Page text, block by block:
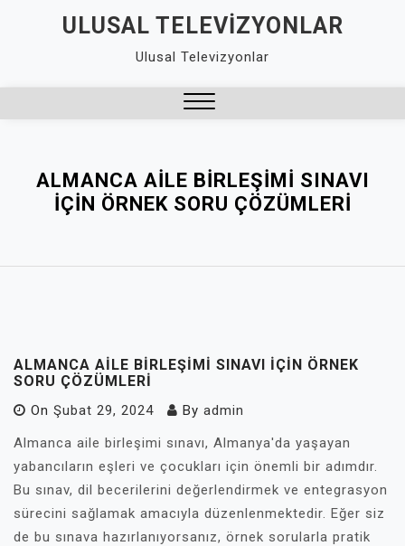
ULUSAL TELEVIZYONLAR
Ulusal Televizyonlar
ALMANCA AILE BIRLEŞIMI SINAVI
İÇIN ÖRNEK SORU ÇÖZÜMLERI
ALMANCA AILE BIRLEŞIMI SINAVI İÇIN ÖRNEK
SORU ÇÖZÜMLERI
On Şubat 29, 2024 By admin
Almanca aile birleşimi sınavı, Almanya'da yaşayan
yabancıların eşleri ve çocukları için önemli bir adımdır.
Bu sınav, dil becerilerini değerlendirmek ve entegrasyon
sürecini sağlamak amacıyla düzenlenmektedir. Eğer siz
de bu sınava hazırlanıyorsanız, örnek sorularla pratik